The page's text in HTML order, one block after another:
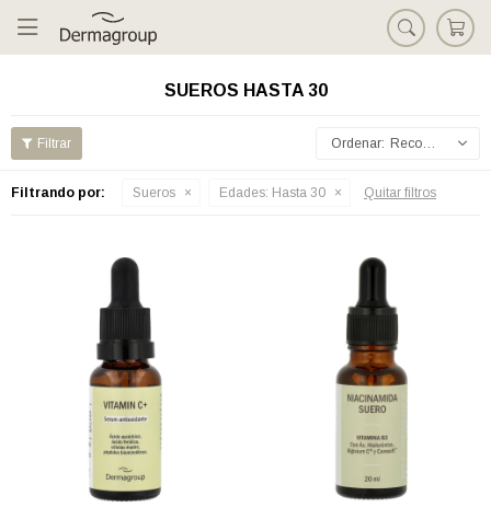

SUEROS HASTA 30
Recomendados
Filtrando por: Sueros Edades: Hasta 30 Quitar filtros